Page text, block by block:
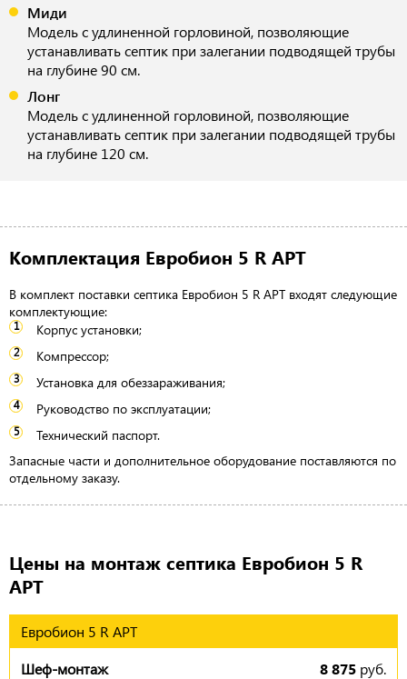
Миди
Модель с удлиненной горловиной, позволяющие
устанавливать септик при залегании подводящей трубы
на глубине 90 см.
Лонг
Модель с удлиненной горловиной, позволяющие
устанавливать септик при залегании подводящей трубы
на глубине 120 см.
Комплектация Евробион 5 R АРТ
В комплект поставки септика Евробион 5 R АРТ входят следующие
комплектующие:
Корпус установки;
Компрессор;
Установка для обеззараживания;
Руководство по эксплуатации;
Технический паспорт.
Запасные части и дополнительное оборудование поставляются по
отдельному заказу.
Цены на монтаж септика Евробион 5 R
АРТ
Евробион 5 R АРТ
8 875 руб.